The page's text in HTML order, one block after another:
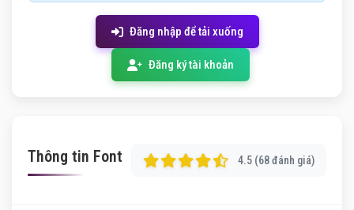
Đăng nhập để tải xuống
Đăng ký tài khoản
Thông tin Font 4.5 (68 đánh giá)